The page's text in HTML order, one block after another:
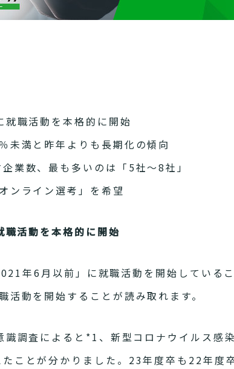
職活動を本格的に開始
未満と昨年よりも長期化の傾向
業数、最も多いのは「5社〜8社」
ンライン選考」を希望
活動を本格的に開始
年6月以前」に就職活動を開始している
動を開始することが読み取れます。
調査によると*1、新型コロナウイルス感
ことが分かりました。23年度卒も22年度